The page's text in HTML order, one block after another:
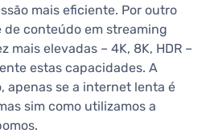
mais eficiente. Por outro
de conteúdo em streaming
mais elevadas – 4K, 8K, HDR –
estas capacidades. A
apenas se a internet lenta é
sim como utilizamos a